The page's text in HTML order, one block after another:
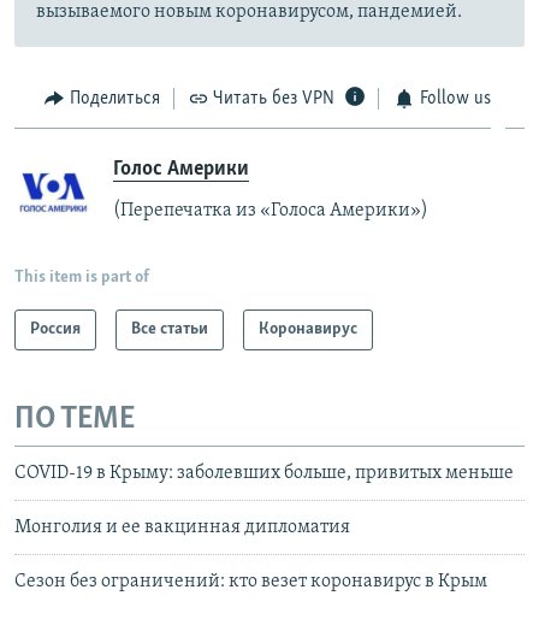
вызываемого новым коронавирусом, пандемией.
Поделиться Читать без VPN Follow us
Голос Америки
(Перепечатка из «Голоса Америки»)
This item is part of
Россия Все статьи Коронавирус
ПО ТЕМЕ
COVID-19 в Крыму: заболевших больше, привитых меньше
Монголия и ее вакцинная дипломатия
Сезон без ограничений: кто везет коронавирус в Крым